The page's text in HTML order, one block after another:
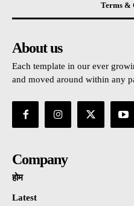
Terms &
About us
Each template in our ever
and moved around within any
Company
होम
Latest